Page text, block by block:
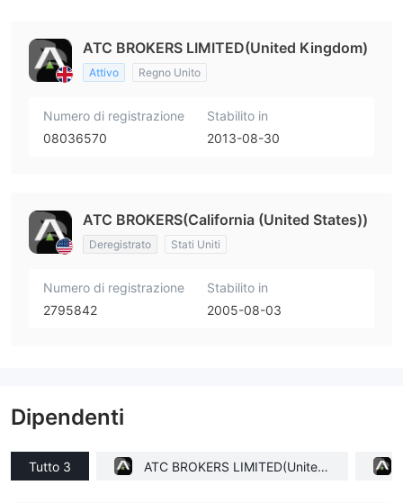
ATC BROKERS LIMITED(United Kingdom)
Attivo Regno Unito
Numero di registrazione
08036570
Stabilito in
2013-08-30
ATC BROKERS(California (United States))
Deregistrato Stati Uniti
Numero di registrazione
2795842
Stabilito in
2005-08-03
Dipendenti
Tutto 3
ATC BROKERS LIMITED(United